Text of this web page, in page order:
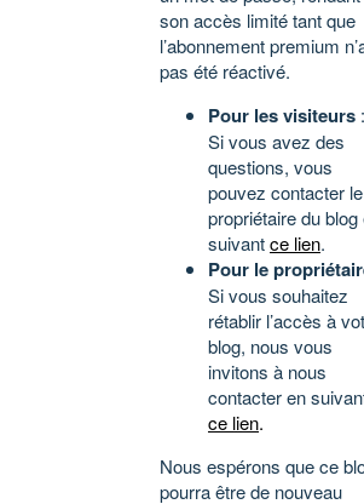
son accès limité tant que
l’abonnement premium
pas été réactivé.
Pour les visiteurs :
Si vous avez des
questions, vous
pouvez contacter le
propriétaire du blog
suivantce lien.
Pour le
Si vous souhaitez
rétablir l’accès à
blog, nous vous
invitons à nous
contacter en
ce lien.
Nous espérons que ce
pourra être de nouveau